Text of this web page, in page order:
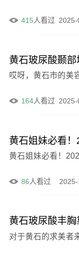
2025-
415人看过
哎呀，黄石市的美
2025-
164人看过
86人看过
对于黄石的求美者